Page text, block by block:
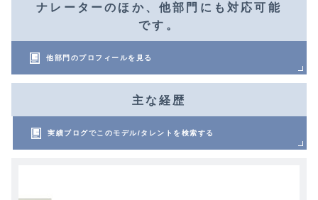
ナレーターのほか、他部門にも対応可能
です。
他部門のプロフィールを見る
主な経歴
実績ブログでこのモデル/タレントを検索する